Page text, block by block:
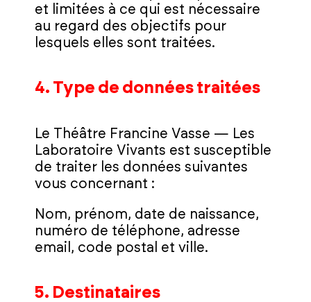
et limitées à ce qui est nécessaire
au regard des objectifs pour
lesquels elles sont traitées.
4. Type de données traitées
Le Théâtre Francine Vasse — Les
Laboratoire Vivants est susceptible
de traiter les données suivantes
vous concernant :
Nom, prénom, date de naissance,
numéro de téléphone, adresse
email, code postal et ville.
5. Destinataires